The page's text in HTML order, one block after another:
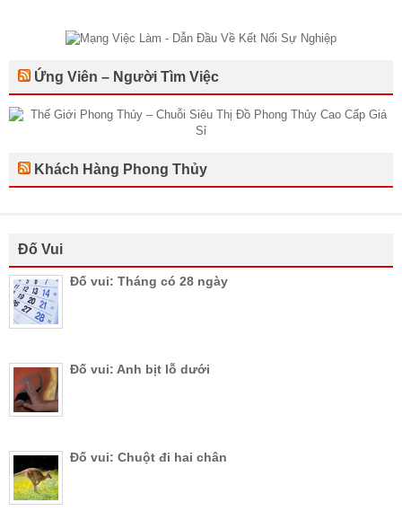
Ứng Viên – Người Tìm Việc
Khách Hàng Phong Thủy
Đố Vui
Đố vui: Tháng có 28 ngày
Đố vui: Anh bịt lỗ dưới
Đố vui: Chuột đi hai chân